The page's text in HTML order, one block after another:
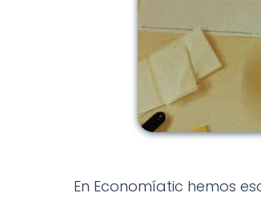
En Economíatic hemos